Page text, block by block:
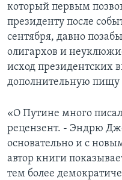
который первым
президенту после
сентября, давно
олигархов и
исход президентских
дополнительную пищу
«О Путине много
рецензент. - Эндрю
основательно и с
автор книги
тем более